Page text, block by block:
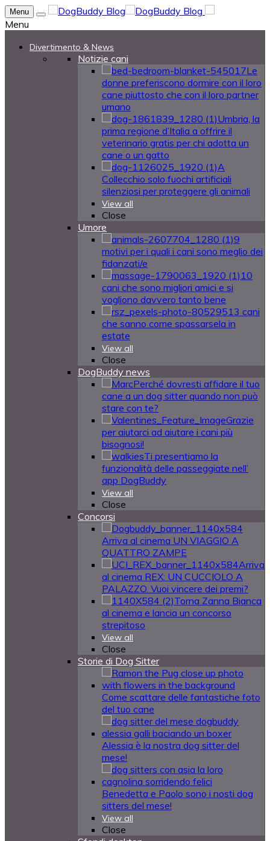
Menu
Menu
Divertimento & News
Notizie cani
Le
donne preferiscono dormire con il loro
cane piuttosto che con il loro partner
umano
Umbria, la
prima regione d’Italia a offrire il
veterinario gratis per chi adotta un
cane o un gatto
A
Collecchio solo fuochi artificiali
silenziosi per proteggere gli animali
View all
Close
Umore
9
motivi per i quali i cani sono meglio dei
fidanzati/e
10
cani che sono migliori amici e si
vogliono davvero tanto bene
13 cani
che sanno come spassarsela in
estate
View all
Close
DogBuddy news
Perché dovresti affidare il tuo
cane a un dog sitter quando non può
stare con te?
Grazie
per aiutarci ad aiutare i cani più
bisognosi!
Ti presentiamo la
funzionalità delle passeggiate nell’
app DogBuddy
View all
Close
Concorsi
Arriva al cinema UN VIAGGIO A
QUATTRO ZAMPE
Arriva
al cinema REX: UN CUCCIOLO A
PALAZZO. Vuoi vincere dei premi?
Torna Zanna Bianca
al cinema e lancia un concorso
strepitoso
View all
Close
Storie di Dog Sitter
Come scattare delle fantastiche foto
del tuo cane
Alessia è la nostra dog sitter del
mese!
Benedetta e Paolo sono i nosti dog
sitters del mese!
View all
Close